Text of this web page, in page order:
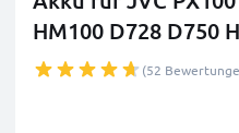
HM100 D728 D750
mehr
(52